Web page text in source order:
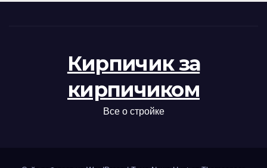
Кирпичик за
кирпичиком
Все о стройке